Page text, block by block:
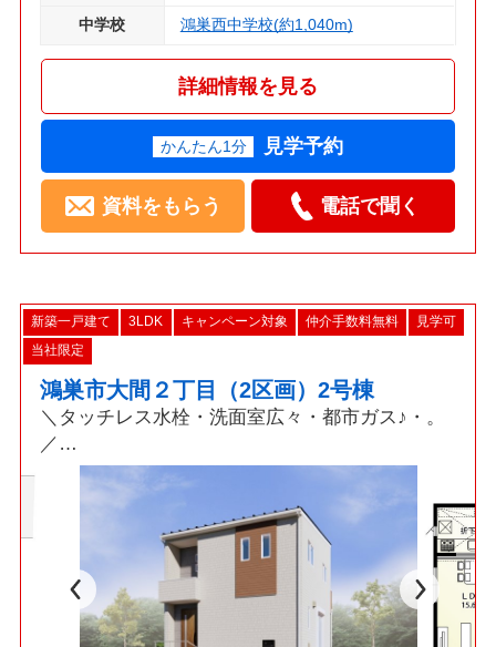
中学校 鴻巣西中学校(約1,040m)
詳細情報を見る
かんたん1分 見学予約
資料をもらう 電話で聞く
新築一戸建て 3LDK キャンペーン対象 仲介手数料無料
見学可
当社限定
鴻巣市大間２丁目（2区画）2号棟
＼タッチレス水栓・洗面室広々・都市ガス♪・。
／
☆・。POINT 【2026年10月完成予定】
◆買い物便利な環境
◆徒歩・車・電車でも利便性の高い立地
◆都市ガス・本下水エリア
◆タッチレス水栓・食洗機付き
◆駐車2台・収納豊富